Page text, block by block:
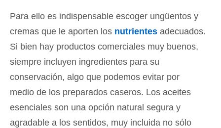
Para ello es indispensable escoger ungüentos y
cremas que le aporten los nutrientes adecuados.
Si bien hay productos comerciales muy buenos,
siempre incluyen ingredientes para su
conservación, algo que podemos evitar por
medio de los preparados caseros. Los aceites
esenciales son una opción natural segura y
agradable a los sentidos, muy incluida no sólo